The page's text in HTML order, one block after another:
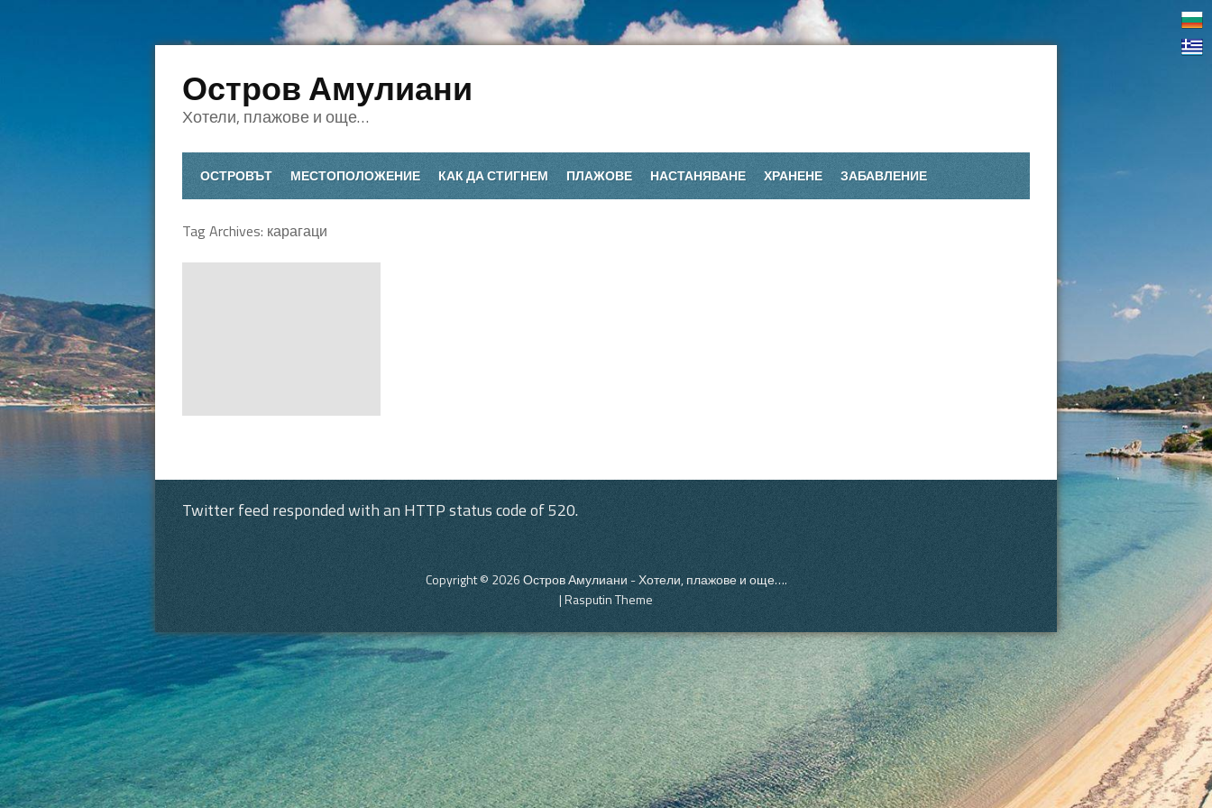
Остров Амулиани
Хотели, плажове и още…
ОСТРОВЪТ МЕСТОПОЛОЖЕНИЕ КАК ДА СТИГНЕМ ПЛАЖОВЕ НАСТАНЯВАНЕ ХРАНЕНЕ ЗАБАВЛЕНИЕ
Tag Archives: карагаци
Twitter feed responded with an HTTP status code of 520.
Copyright © 2026Остров Амулиани - Хотели, плажове и още….
|Rasputin Theme